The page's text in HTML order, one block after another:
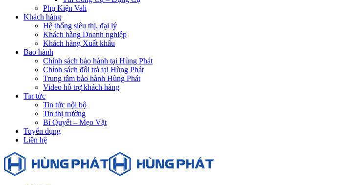
Phụ Kiện Vali
Khách hàng
Hệ thống siêu thị, đại lý
Khách hàng Doanh nghiệp
Khách hàng Xuất khẩu
Bảo hành
Chính sách bảo hành tại Hùng Phát
Chính sách đổi trả tại Hùng Phát
Trung tâm bảo hành Hùng Phát
Video hỗ trợ khách hàng
Tin tức
Tin tức nội bộ
Tin thị trường
Bí Quyết – Mẹo Vặt
Tuyển dụng
Liên hệ